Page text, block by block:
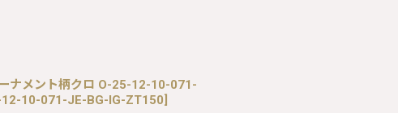
ナメント柄クロ O-25-12-10-071-
10-071-JE-BG-IG-ZT150]